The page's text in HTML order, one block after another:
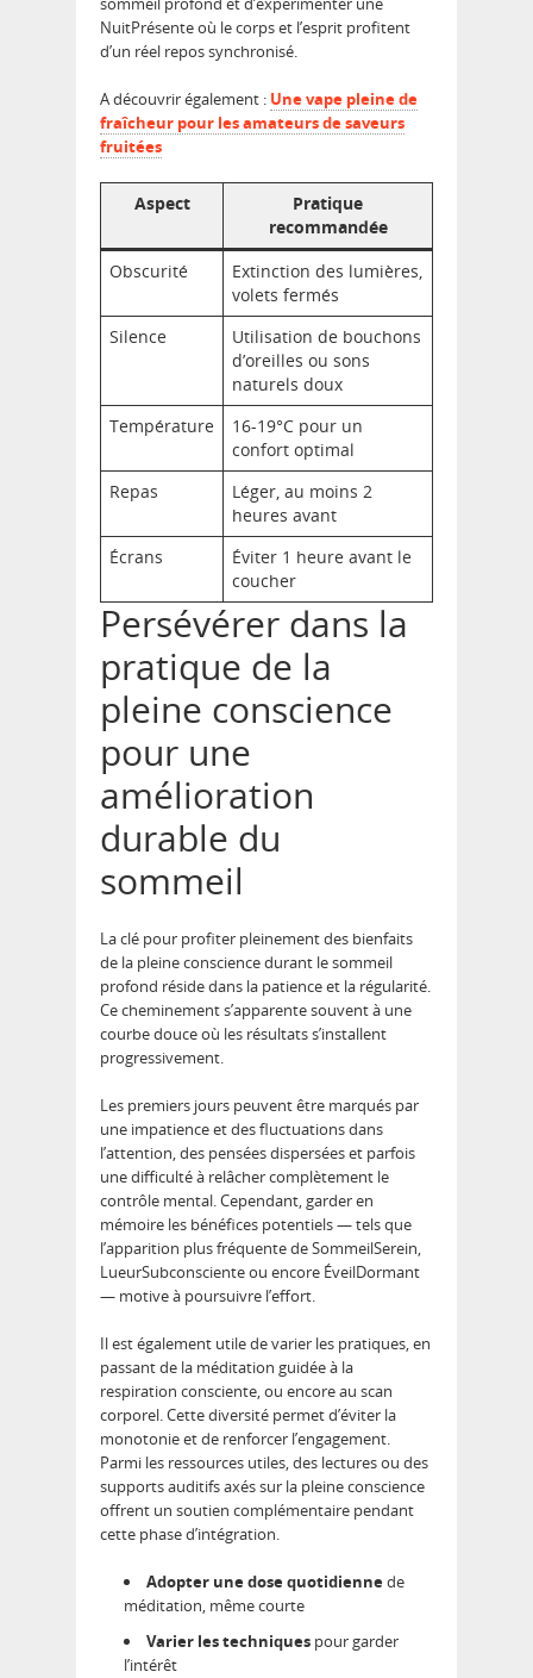
NuitPrésente où le corps et l’esprit profitent
d’un réel repos synchronisé.
A découvrir également : Une vape pleine de
fraîcheur pour les amateurs de saveurs
fruitées
Aspect
Pratique
recommandée
Obscurité
Extinction des lumières,
volets fermés
Silence
Utilisation de bouchons
d’oreilles ou sons
naturels doux
Température
16-19°C pour un
confort optimal
Repas
Léger, au moins 2
heures avant
Écrans
Éviter 1 heure avant le
coucher
Persévérer dans la
pratique de la
pleine conscience
pour une
amélioration
durable du
sommeil
La clé pour profiter pleinement des bienfaits
de la pleine conscience durant le sommeil
profond réside dans la patience et la régularité.
Ce cheminement s’apparente souvent à une
courbe douce où les résultats s’installent
progressivement.
Les premiers jours peuvent être marqués par
une impatience et des fluctuations dans
l’attention, des pensées dispersées et parfois
une difficulté à relâcher complètement le
contrôle mental. Cependant, garder en
mémoire les bénéfices potentiels — tels que
l’apparition plus fréquente de SommeilSerein,
LueurSubconsciente ou encore ÉveilDormant
— motive à poursuivre l’effort.
Il est également utile de varier les pratiques, en
passant de la méditation guidée à la
respiration consciente, ou encore au scan
corporel. Cette diversité permet d’éviter la
monotonie et de renforcer l’engagement.
Parmi les ressources utiles, des lectures ou des
supports auditifs axés sur la pleine conscience
offrent un soutien complémentaire pendant
cette phase d’intégration.
Adopter une dose quotidiennede
méditation, même courte
Varier les techniques pour garder
l’intérêt